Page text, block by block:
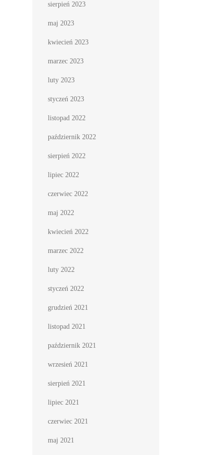
sierpień 2023
maj 2023
kwiecień 2023
marzec 2023
luty 2023
styczeń 2023
listopad 2022
październik 2022
sierpień 2022
lipiec 2022
czerwiec 2022
maj 2022
kwiecień 2022
marzec 2022
luty 2022
styczeń 2022
grudzień 2021
listopad 2021
październik 2021
wrzesień 2021
sierpień 2021
lipiec 2021
czerwiec 2021
maj 2021